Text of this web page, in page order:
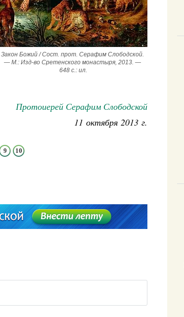
Закон Божий / Сост. прот. Серафим Слободской.
— М.: Изд-во Сретенского монастыря, 2013. —
648 с.: ил.
Протоиерей Серафим Слободской
11 октября 2013 г.
9 10